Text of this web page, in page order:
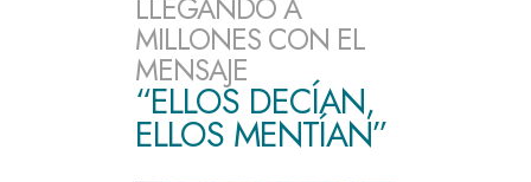
LLEGANDO A
MILLONES CON EL
MENSAJE
“ELLOS DECÍAN,
ELLOS MENTÍAN”